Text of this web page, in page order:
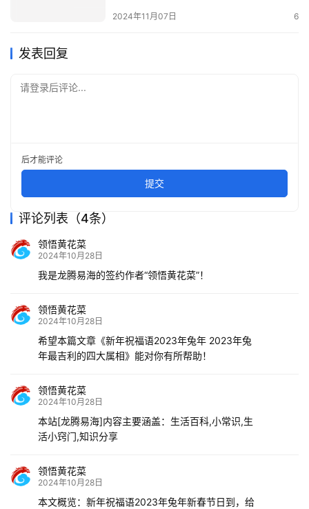
2024年11月07日 6
发表回复
请登录后评论...
后才能评论
提交
评论列表（4条）
领悟黄花菜
2024年10月28日
我是龙腾易海的签约作者“领悟黄花菜”！
领悟黄花菜
2024年10月28日
希望本篇文章《新年祝福语2023年兔年 2023年兔
年最吉利的四大属相》能对你有所帮助！
领悟黄花菜
2024年10月28日
本站[龙腾易海]内容主要涵盖：生活百科,小常识,生
活小窍门,知识分享
领悟黄花菜
2024年10月28日
本文概览：新年祝福语2023年兔年新春节日到，给